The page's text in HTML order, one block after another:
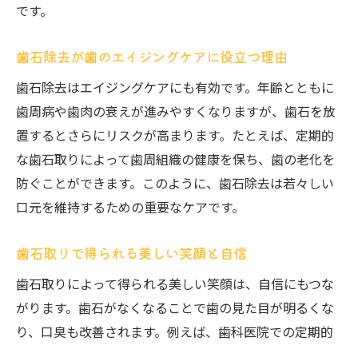
です。
歯石除去が歯のエイジングケアに役立つ理由
歯石除去はエイジングケアにも有効です。年齢とともに
歯周病や歯肉の衰えが進みやすくなりますが、歯石を放
置するとさらにリスクが高まります。たとえば、定期的
な歯石取りによって歯周組織の健康を保ち、歯の老化を
防ぐことができます。このように、歯石除去は若々しい
口元を維持するための重要なケアです。
歯石取りで得られる美しい笑顔と自信
歯石取りによって得られる美しい笑顔は、自信にもつな
がります。歯石がなくなることで歯の見た目が明るくな
り、口臭も改善されます。例えば、歯科医院での定期的